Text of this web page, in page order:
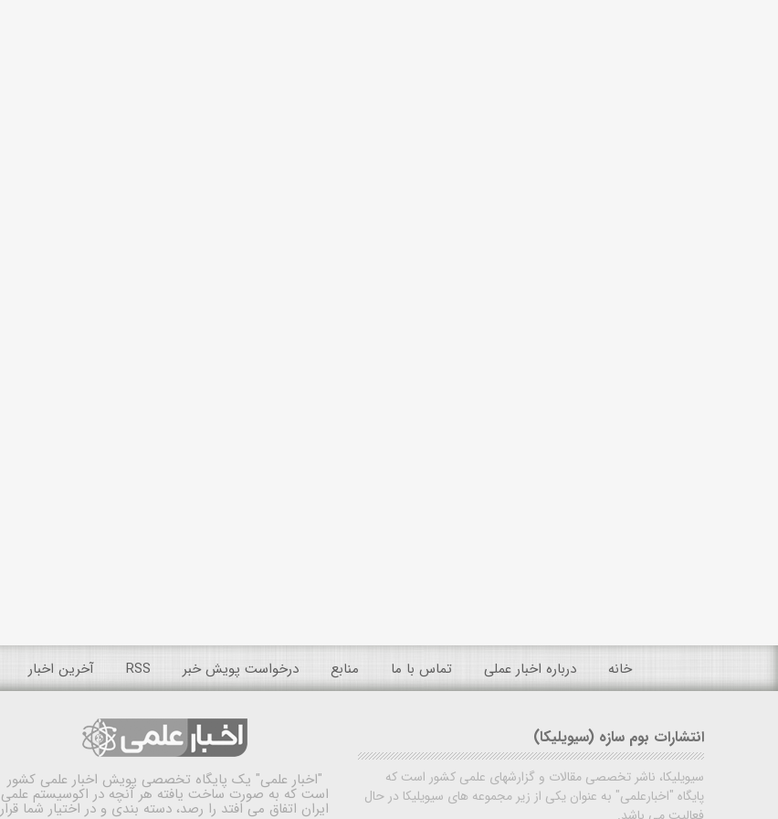
خانه درباره اخبار عملی تماس با ما منابع درخواست پویش خبر RSS آخرین اخبار
انتشارات بوم سازه (سیویلیکا)
سیویلیکا، ناشر تخصصی مقالات و گزارشهای علمی کشور است که
پایگاه "اخبارعلمی" به عنوان یکی از زیر مجموعه های سیویلیکا در حال
"اخبار علمی" یک پایگاه تخصصی پویش اخبار علمی کشور
است که به صورت ساخت یافته هر آنچه در اکوسیستم علمی
ایران اتفاق می افتد را رصد، دسته بندی و در اختیار شما قرار